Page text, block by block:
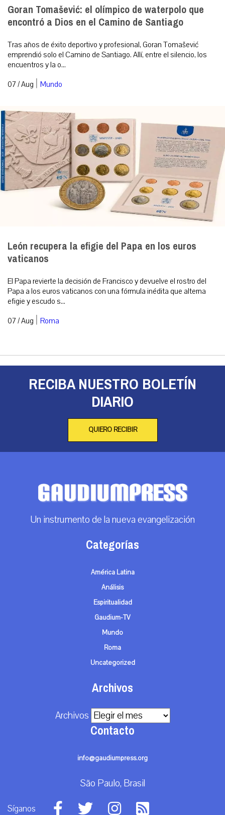
Goran Tomašević: el olímpico de waterpolo que
encontró a Dios en el Camino de Santiago
Tras años de éxito deportivo y profesional, Goran Tomašević
emprendió solo el Camino de Santiago. Allí, entre el silencio, los
encuentros y la o...
07 / Aug | Mundo
León recupera la efigie del Papa en los euros
vaticanos
El Papa revierte la decisión de Francisco y devuelve el rostro del
Papa a los euros vaticanos con una fórmula inédita que alterna
efigie y escudo s...
07 / Aug | Roma
RECIBA NUESTRO BOLETÍN
DIARIO
QUIERO RECIBIR
Un instrumento de la nueva evangelización
Categorías
América Latina
Análisis
Espiritualidad
Gaudium-TV
Mundo
Roma
Uncategorized
Archivos
Archivos
Contacto
info@gaudiumpress.org
São Paulo, Brasil
Síganos